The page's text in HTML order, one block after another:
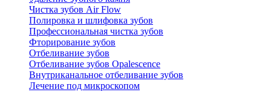
Чистка зубов Air Flow
Полировка и шлифовка зубов
Профессиональная чистка зубов
Фторирование зубов
Отбеливание зубов
Отбеливание зубов Opalescence
Внутриканальное отбеливание зубов
Лечение под микроскопом